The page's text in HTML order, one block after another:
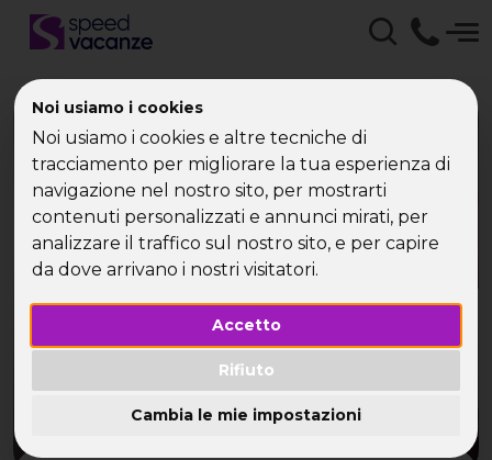
Noi usiamo i cookies
Noi usiamo i cookies e altre tecniche di
tracciamento per migliorare la tua esperienza di
navigazione nel nostro sito, per mostrarti
contenuti personalizzati e annunci mirati, per
analizzare il traffico sul nostro sito, e per capire
da dove arrivano i nostri visitatori.
Accetto
Rifiuto
Cambia le mie impostazioni
Grecia, il turismo ai
tempi della crisi